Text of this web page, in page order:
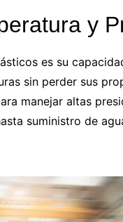
y
es su
sin perder sus
manejar altas
suministro de